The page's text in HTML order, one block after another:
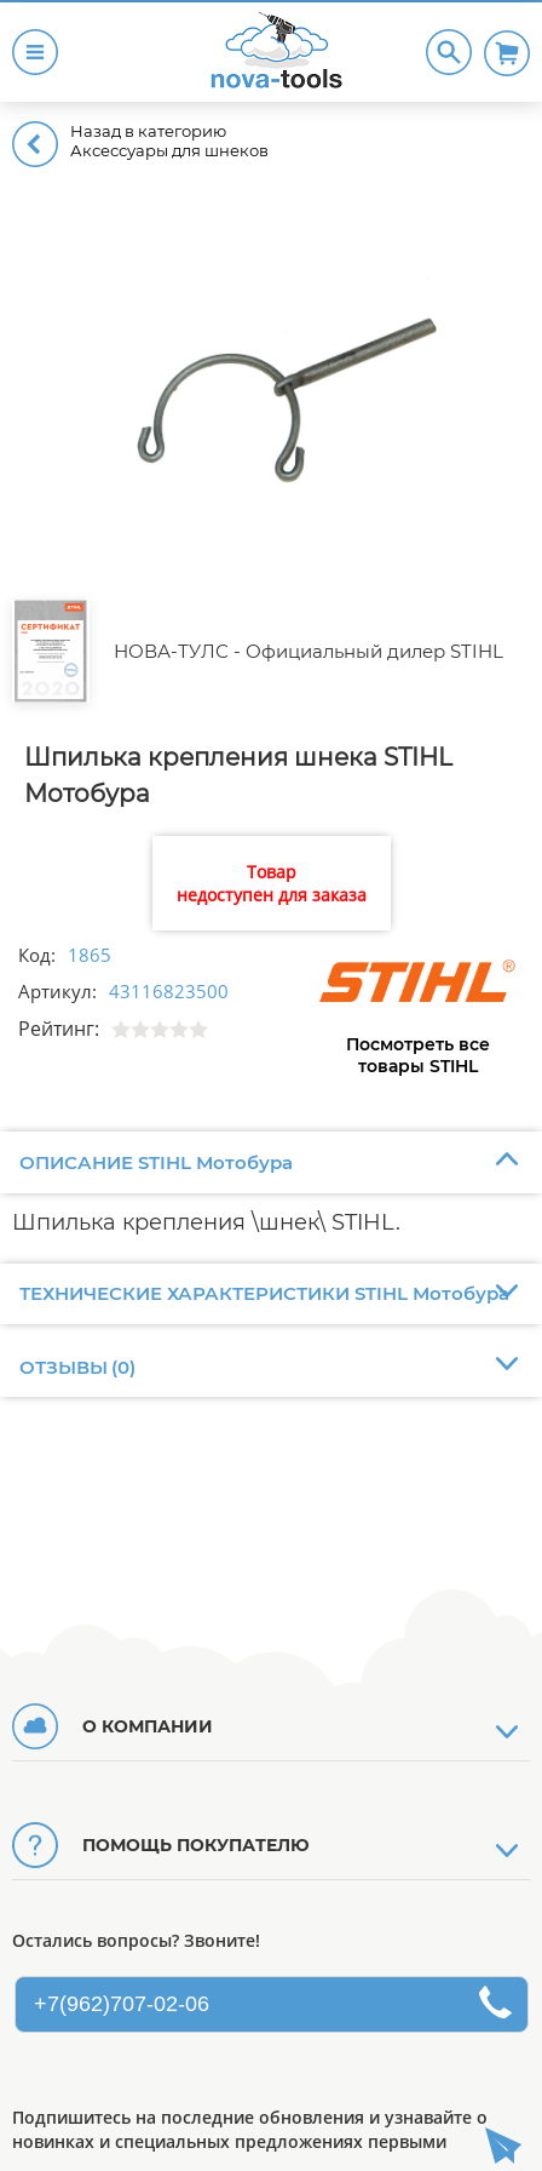
Назад в категорию
Аксессуары для шнеков
НОВА-ТУЛС - Официальный дилер STIHL
Шпилька крепления шнека STIHL
Мотобура
Товар
недоступен для заказа
Код: 1865
Артикул: 43116823500
Рейтинг:
Посмотреть все
товары STIHL
ОПИСАНИЕ STIHL Мотобура
Шпилька крепления \шнек\ STIHL.
ТЕХНИЧЕСКИЕ ХАРАКТЕРИСТИКИ STIHL Мотобура
ОТЗЫВЫ (0)
О КОМПАНИИ
ПОМОЩЬ ПОКУПАТЕЛЮ
Остались вопросы? Звоните!
+7(962)707-02-06
Подпишитесь на последние обновления и узнавайте о
новинках и специальных предложениях первыми